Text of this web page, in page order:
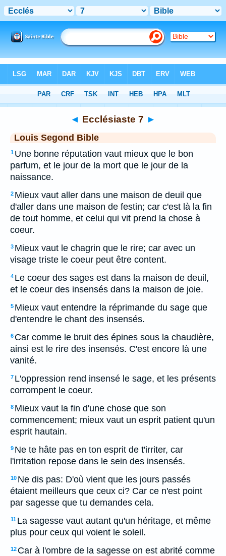
> Ecclésiaste 7
◄ Ecclésiaste 7 ►
Louis Segond Bible
1 Une bonne réputation vaut mieux que le bon
parfum, et le jour de la mort que le jour de la
naissance.
2 Mieux vaut aller dans une maison de deuil que
d'aller dans une maison de festin; car c'est là la fin
de tout homme, et celui qui vit prend la chose à
coeur.
3 Mieux vaut le chagrin que le rire; car avec un
visage triste le coeur peut être content.
4 Le coeur des sages est dans la maison de deuil,
et le coeur des insensés dans la maison de joie.
5 Mieux vaut entendre la réprimande du sage que
d'entendre le chant des insensés.
6 Car comme le bruit des épines sous la chaudière,
ainsi est le rire des insensés. C'est encore là une
vanité.
7 L'oppression rend insensé le sage, et les présents
corrompent le coeur.
8 Mieux vaut la fin d'une chose que son
commencement; mieux vaut un esprit patient qu'un
esprit hautain.
9 Ne te hâte pas en ton esprit de t'irriter, car
l'irritation repose dans le sein des insensés.
10 Ne dis pas: D'où vient que les jours passés
étaient meilleurs que ceux ci? Car ce n'est point
par sagesse que tu demandes cela.
11 La sagesse vaut autant qu'un héritage, et même
plus pour ceux qui voient le soleil.
12 Car à l'ombre de la sagesse on est abrité comme